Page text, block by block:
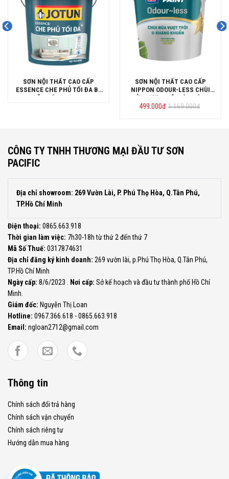
SƠN NỘI THẤT CAO CẤP
ESSENCE CHE PHỦ TỐI ĐA BỀ
MẶT BÓNG LON 5L
SƠN NỘI THẤT CAO CẤP
NIPPON ODOUR-LESS CHÙI
RỬA VƯỢT TRỘI VÀ KHÁNG
KHUẨN LON 5L
1.169.000đ
Giá
499.000đ Giá
CÔNG TY TNHH THƯƠNG MẠI ĐẦU TƯ SƠN
PACIFIC
Địa chỉ showroom: 269 Vườn Lài, P. Phú Thọ Hòa, Q.Tân Phú,
TP.Hồ Chí Minh
Điện thoại: 0865.663.918
Thời gian làm việc: 7h30-18h từ thứ 2 đến thứ 7
Mã Số Thuế: 0317874631
Địa chỉ đăng ký kinh doanh: 269 vườn lài, p.Phú Thọ Hòa, Q.Tân Phú,
TP.Hồ Chí Minh
Ngày cấp: 8/6/2023 . Nơi cấp: Sở kế hoạch và đầu tư thành phố Hồ Chí
Minh.
Giám đốc: Nguyễn Thị Loan
Hotline: 0967.366.618 - 0865.663.918
Email: ngloan2712@gmail.com
Thông tin
Chính sách đổi trả hàng
Chính sách vận chuyển
Chính sách riêng tư
Hướng dẫn mua hàng